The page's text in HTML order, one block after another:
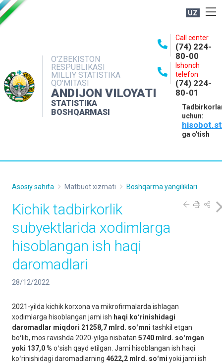
UZ
O'ZBEKISTON
RESPUBLIKASI
MILLIY STATISTIKA
QO'MITASI
ANDIJON VILOYATI
STATISTIKA
BOSHQARMASI
Call center
(74) 224-
80-00
Ishonch
telefon
(74) 224-
80-01
uchun:
ga o'tish
NASHRLAR
INTERAKTIV XIZMATLAR
MATBUOT XIZMATI
MUROJAATLAR
Asosiy sahifa Matbuot xizmati Boshqarma yangiliklari
Kichik tadbirkorlik
subyektlarida xodimlarga
hisoblangan ish haqi
daromadlari
28/12/2022
2021-yilda kichik korxona va mikrofirmalarda ishlagan
xodimlarga hisoblangan jami ish haqi koʻrinishidagi
daromadlar miqdori 21258,7 mlrd. soʻmni tashkil etgan
boʻlib, mos ravishda 2020-yilga nisbatan 5740 mlrd. soʻmgan
yoki 137,0 % oʻsish qayd etilgan. Jami hisoblangan ish haqi
koʻrinishidagi daromadlarning 4622,2 mlrd. soʻmi yoki jami ish